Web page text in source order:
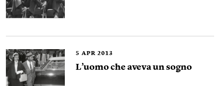
5 APR 2013
L’uomo che aveva un sogno